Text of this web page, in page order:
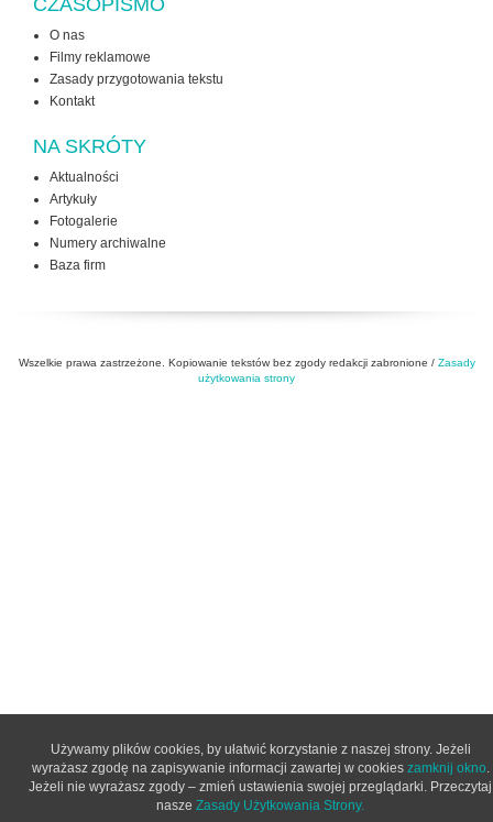
CZASOPISMO
O nas
Filmy reklamowe
Zasady przygotowania tekstu
Kontakt
NA SKRÓTY
Aktualności
Artykuły
Fotogalerie
Numery archiwalne
Baza firm
Wszelkie prawa zastrzeżone. Kopiowanie tekstów bez zgody redakcji zabronione / Zasady
użytkowania strony
Używamy plików cookies, by ułatwić korzystanie z naszej strony. Jeżeli
wyrażasz zgodę na zapisywanie informacji zawartej w cookies zamknij okno.
Jeżeli nie wyrażasz zgody – zmień ustawienia swojej przeglądarki. Przeczytaj
nasze Zasady Użytkowania Strony.